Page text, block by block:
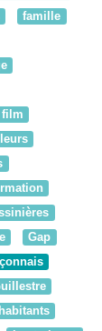
famille
film
Gap
habitants